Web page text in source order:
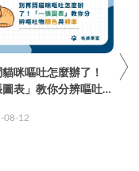
咪嘔吐怎麼辦了！
圖表」教你分辨嘔吐物
08-12